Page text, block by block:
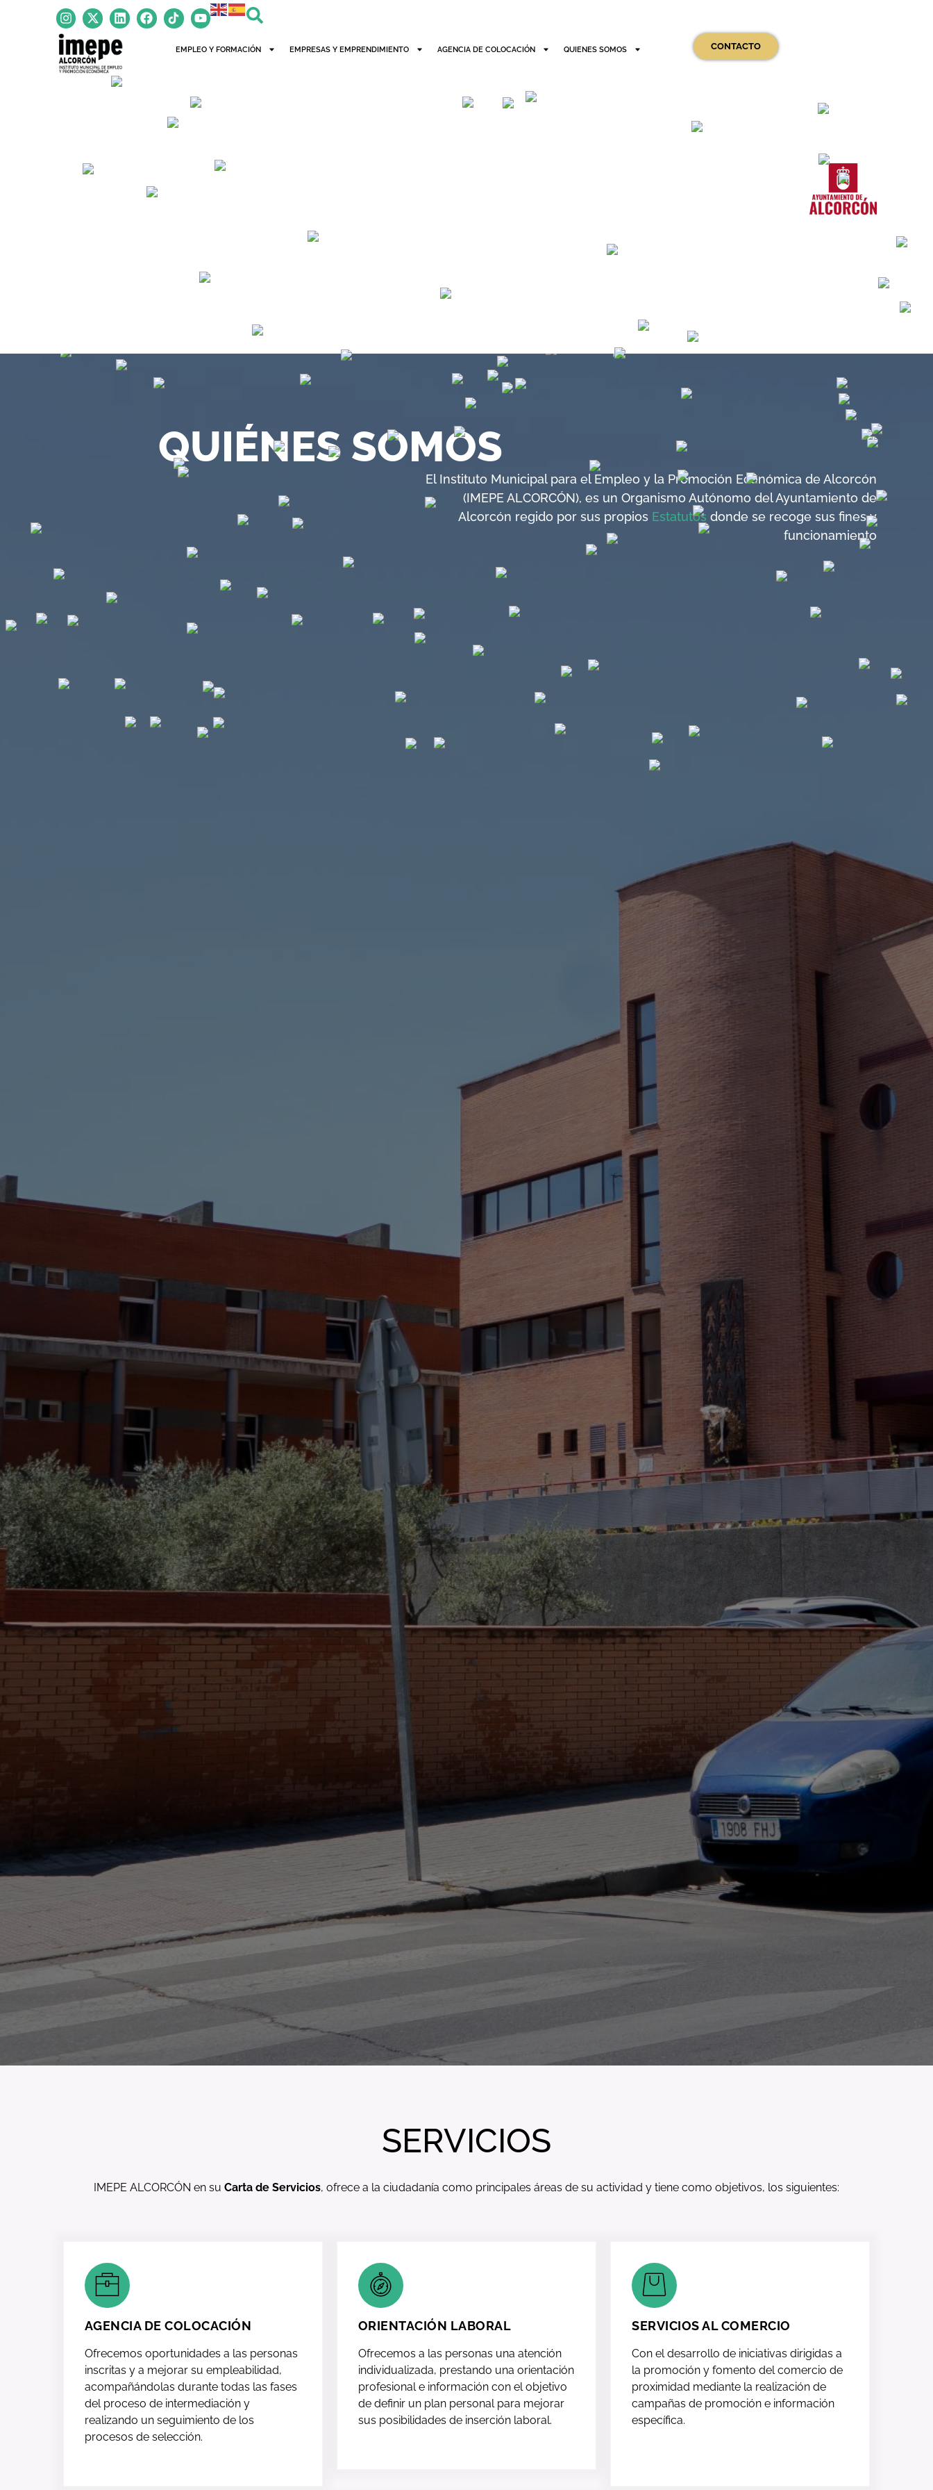
EMPLEO Y FORMACIÓN EMPRESAS Y EMPRENDIMIENTO AGENCIA DE COLOCACIÓN QUIENES SOMOS CONTACTO
QUIÉNES SOMOS
El Instituto Municipal para el Empleo y la Promoción Económica de Alcorcón
(IMEPE ALCORCÓN), es un Organismo Autónomo del Ayuntamiento de
Alcorcón regido por sus propios Estatutos donde se recoge sus fines y
funcionamiento
SERVICIOS
IMEPE ALCORCÓN en su Carta de Servicios, ofrece a la ciudadanía como principales áreas de su actividad y tiene como objetivos, los siguientes:
AGENCIA DE COLOCACIÓN
Ofrecemos oportunidades a las personas
inscritas y a mejorar su empleabilidad,
acompañándolas durante todas las fases
del proceso de intermediación y
realizando un seguimiento de los
procesos de selección.
ORIENTACIÓN LABORAL
Ofrecemos a las personas una atención
individualizada, prestando una orientación
profesional e información con el objetivo
de definir un plan personal para mejorar
sus posibilidades de inserción laboral.
SERVICIOS AL COMERCIO
Con el desarrollo de iniciativas dirigidas a
la promoción y fomento del comercio de
proximidad mediante la realización de
campañas de promoción e información
específica.